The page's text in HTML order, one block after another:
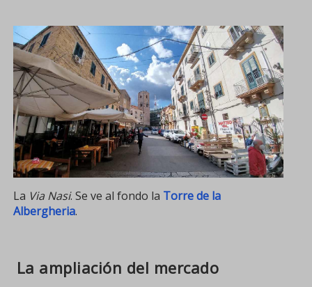
La Via Nasi. Se ve al fondo la Torre de la
Albergheria.
La ampliación del mercado